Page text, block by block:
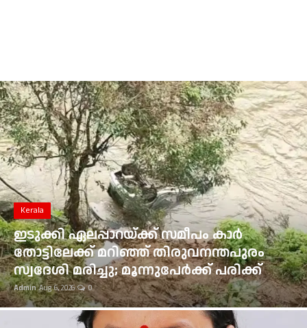
Entertainment
Sports
Food
Gulf News
Loksabha Election 2024
Technology
Health
Jobs Mall
Kerala
ഇടുക്കി ഏലപ്പാറയ്ക്ക് സമീപം കാർ
തോട്ടിലേക്ക് മറിഞ്ഞ് തിരുവനന്തപുരം
സ്വദേശി മരിച്ചു; മൂന്നുപേർക്ക് പരിക്ക്
Admin Aug 6, 2026 0